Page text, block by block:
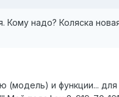
Кому надо? Коляска
и функции... для